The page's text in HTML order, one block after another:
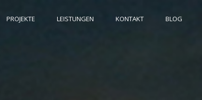
PROJEKTE LEISTUNGEN KONTAKT BLOG